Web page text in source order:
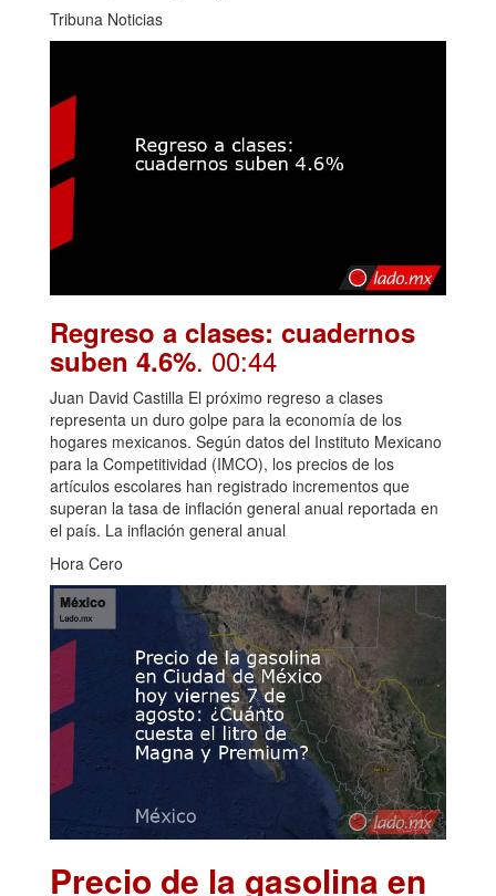
Tribuna Noticias
Regreso a clases: cuadernos
suben 4.6%. 00:44
Juan David Castilla El próximo regreso a clases
representa un duro golpe para la economía de los
hogares mexicanos. Según datos del Instituto Mexicano
para la Competitividad (IMCO), los precios de los
artículos escolares han registrado incrementos que
superan la tasa de inflación general anual reportada en
el país. La inflación general anual
Hora Cero
Precio de la gasolina en